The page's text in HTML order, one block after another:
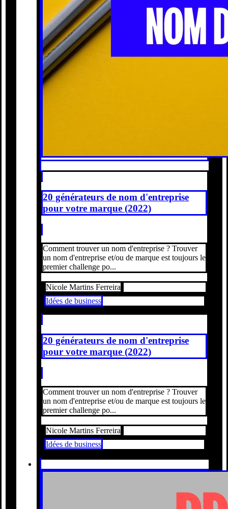
20 générateurs de nom d'entreprise
pour votre marque (2022)
Comment trouver un nom d'entreprise ? Trouver
un nom d'entreprise et/ou de marque est toujours le
premier challenge po...
Nicole Martins Ferreira
Idées de business
20 générateurs de nom d'entreprise
pour votre marque (2022)
Comment trouver un nom d'entreprise ? Trouver
un nom d'entreprise et/ou de marque est toujours le
premier challenge po...
Nicole Martins Ferreira
Idées de business